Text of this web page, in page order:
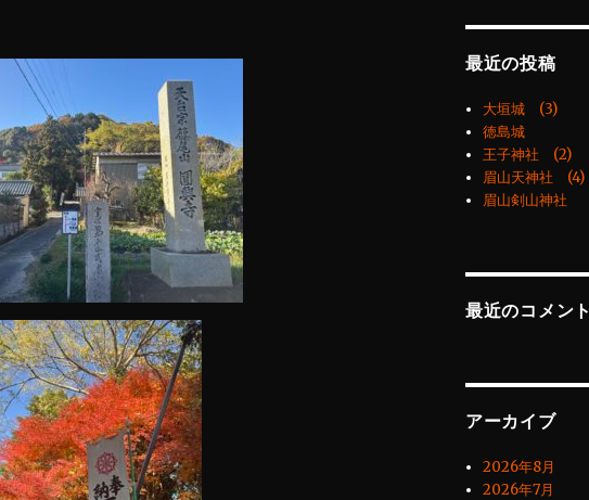
最近の投稿
大垣城 (3)
徳島城
王子神社 (2)
眉山天神社 (4)
眉山剣山神社
最近のコメント
アーカイブ
2026年8月
2026年7月